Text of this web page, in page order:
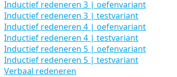
Inductief redeneren 3 | oefenvariant
Inductief redeneren 3 | testvariant
Inductief redeneren 4 | oefenvariant
Inductief redeneren 4 | testvariant
Inductief redeneren 5 | oefenvariant
Inductief redeneren 5 | testvariant
Verbaal redeneren